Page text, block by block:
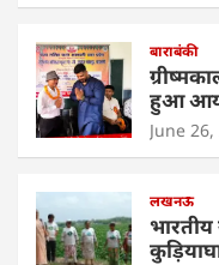
at
s
A
p
p
c
e
b
o
o
k
er
बाराबंकी
हुआ
June 26,
लखनऊ